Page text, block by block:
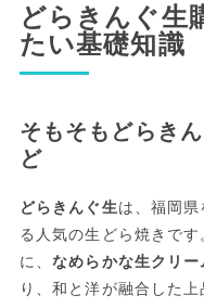
どらきんぐ生
たい基礎知識
そもそもどらき
ど
どらきんぐ生は、福岡
る人気の生どら焼きで
に、なめらかな生クリー
り、和と洋が融合した